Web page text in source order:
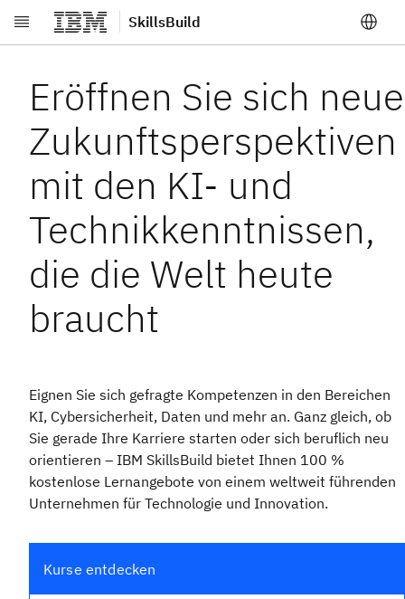
Zum Hauptinhalt springen
SkillsBuild
Eröffnen Sie sich neue
Zukunftsperspektiven
mit den KI- und
Technikkenntnissen,
die die Welt heute
braucht
Eignen Sie sich gefragte Kompetenzen in den Bereichen
KI, Cybersicherheit, Daten und mehr an. Ganz gleich, ob
Sie gerade Ihre Karriere starten oder sich beruflich neu
orientieren – IBM SkillsBuild bietet Ihnen 100 %
kostenlose Lernangebote von einem weltweit führenden
Unternehmen für Technologie und Innovation.
Kurse entdecken